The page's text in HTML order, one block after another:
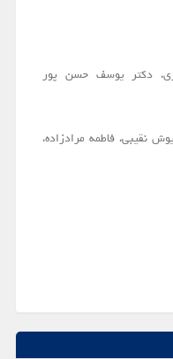
دکتر یوسف حسن پور
نقیبی، فاطمه مرادزاده،